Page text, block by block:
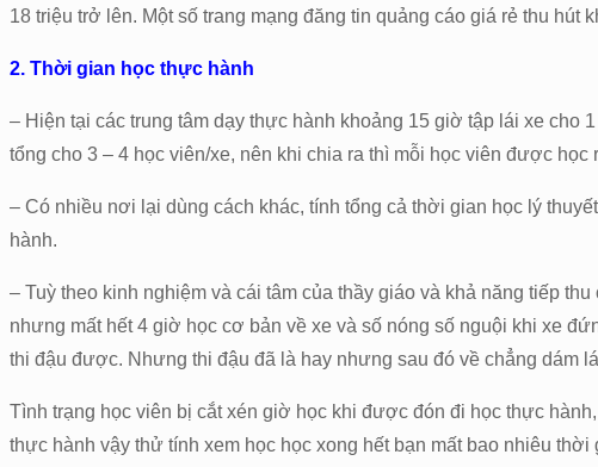
18 triệu trở lên. Một số trang mạng đăng tin quảng cáo giá rẻ thu
2. Thời gian học thực hành
– Hiện tại các trung tâm dạy thực hành khoảng 15 giờ tập lái xe
tổng cho 3 – 4 học viên/xe, nên khi chia ra thì mỗi học viên được
– Có nhiều nơi lại dùng cách khác, tính tổng cả thời gian học lý
hành.
– Tuỳ theo kinh nghiệm và cái tâm của thầy giáo và khả năng tiếp
nhưng mất hết 4 giờ học cơ bản về xe và số nóng số nguội khi xe
thi đậu được. Nhưng thi đậu đã là hay nhưng sau đó về chẳng dám
Tình trạng học viên bị cắt xén giờ học khi được đón đi học thực
thực hành vậy thử tính xem học học xong hết bạn mất bao nhiêu thời